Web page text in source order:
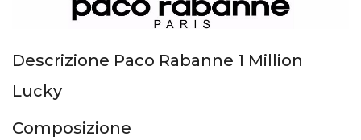
Descrizione Paco Rabanne 1 Million
Lucky
Composizione